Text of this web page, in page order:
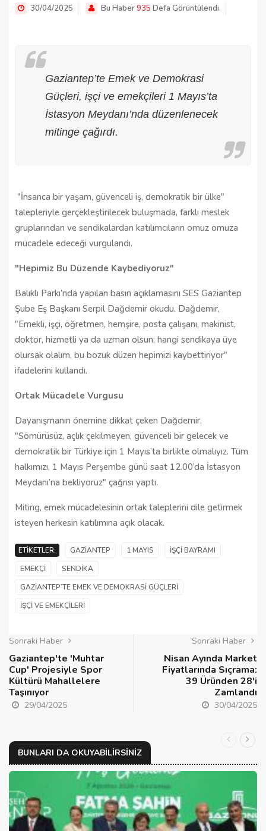
30/04/2025 Bu Haber935 Defa Görüntülendi.
Gaziantep’te Emek ve Demokrasi
Güçleri, işçi ve emekçileri 1 Mayıs’ta
İstasyon Meydanı’nda düzenlenecek
mitinge çağırdı.
"İnsanca bir yaşam, güvenceli iş, demokratik bir ülke"
talepleriyle gerçekleştirilecek buluşmada, farklı meslek
gruplarından ve sendikalardan katılımcıların omuz omuza
mücadele edeceği vurgulandı.
"Hepimiz Bu Düzende Kaybediyoruz"
Balıklı Parkı’nda yapılan basın açıklamasını SES Gaziantep
Şube Eş Başkanı Serpil Dağdemir okudu. Dağdemir,
"Emekli, işçi, öğretmen, hemşire, posta çalışanı, makinist,
doktor, hizmetli ya da uzman olsun; hangi sendikaya üye
olursak olalım, bu bozuk düzen hepimizi kaybettiriyor"
ifadelerini kullandı.
Ortak Mücadele Vurgusu
Dayanışmanın önemine dikkat çeken Dağdemir,
"Sömürüsüz, açlık çekilmeyen, güvenceli bir gelecek ve
demokratik bir Türkiye için 1 Mayıs’ta birlikte olmalıyız. Tüm
halkımızı, 1 Mayıs Perşembe günü saat 12.00’da İstasyon
Meydanı’na bekliyoruz" çağrısı yaptı.
Miting, emek mücadelesinin ortak taleplerini dile getirmek
isteyen herkesin katılımına açık olacak.
ETIKETLER: GAZIANTEP 1 MAYIS
İŞÇI BAYRAMI
EMEKÇI
SENDIKA
GAZIANTEP’TE EMEK VE DEMOKRASI GÜÇLERI
IŞÇI VE EMEKÇILERI
Sonraki Haber
Gaziantep'te 'Muhtar
Cup' Projesiyle Spor
Kültürü Mahallelere
Taşınıyor
29/04/2025
Sonraki Haber
Nisan Ayında Market
Fiyatlarında Sıçrama:
39 Üründen 28'i
Zamlandı
30/04/2025
BUNLARI DA OKUYABILIRSINIZ